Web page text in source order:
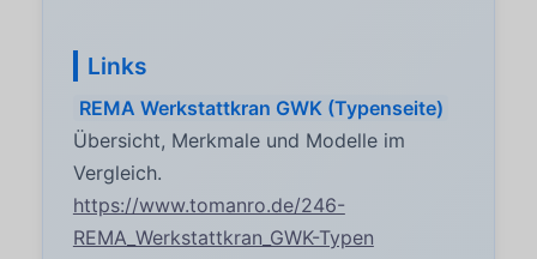
Links
REMA Werkstattkran GWK (Typenseite)
Übersicht, Merkmale und Modelle im
Vergleich.
https://www.tomanro.de/246-
REMA_Werkstattkran_GWK-Typen